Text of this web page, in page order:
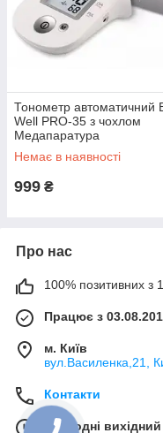
Тонометр автоматичний
Well PRO-35 з чохлом
Медапаратура
Немає в наявності
999 ₴
Про нас
100% позитивних з
Працює з
м. Київ
вул.Василенка,21,
Контакти
Сьогодні вихідний